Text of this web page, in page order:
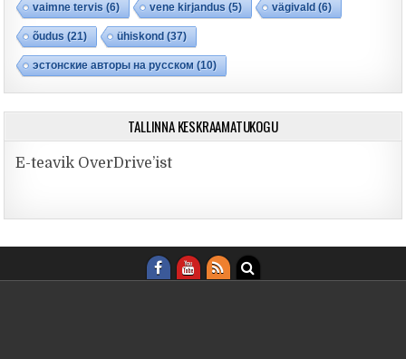
vaimne tervis (6) vene kirjandus (5) vägivald (6)
õudus (21) ühiskond (37)
эстонские авторы на русском (10)
TALLINNA KESKRAAMATUKOGU
E-teavik OverDrive’ist